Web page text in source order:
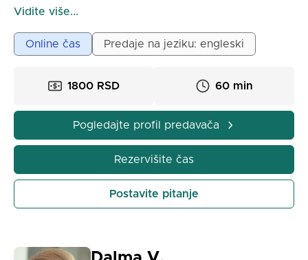
strancem da nauče srpski kroz privatne i grupne
ćemo vežbati svakodnevne razgovore, istraživati
srpsku kulturu i graditi vaše samopouzdanje korak po
✅ Prilagođene lekcije koje ciljaju vaše specifične
ciljeve
✅ Interaktivne materijale i aktivnosti koje učine
učenje lakim
✅ Fleksibilno rasporedivannje časova dizajnirano da
učenje učini praktičnim
minutnu konsultaciju i napravimo plan koji odgovara
Vidite više...
Online čas Predaje na jeziku: engleski
1800 RSD 60 min
Pogledajte profil predavača
Rezervišite čas
Postavite pitanje